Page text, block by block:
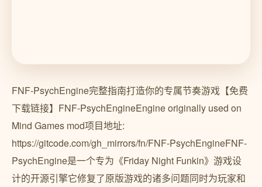
FNF-PsychEngine完整指南打造你的专属节奏游戏【免费
下载链接】FNF-PsychEngineEngine originally used on
Mind Games mod项目地址:
https://gitcode.com/gh_mirrors/fn/FNF-PsychEngineFNF-
PsychEngine是一个专为《Friday Night Funkin》游戏设
计的开源引擎它修复了原版游戏的诸多问题同时为玩家和